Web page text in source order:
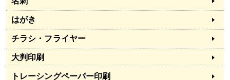
はがき
チラシ・フライヤー
大判印刷
トレーシングペーパー印刷